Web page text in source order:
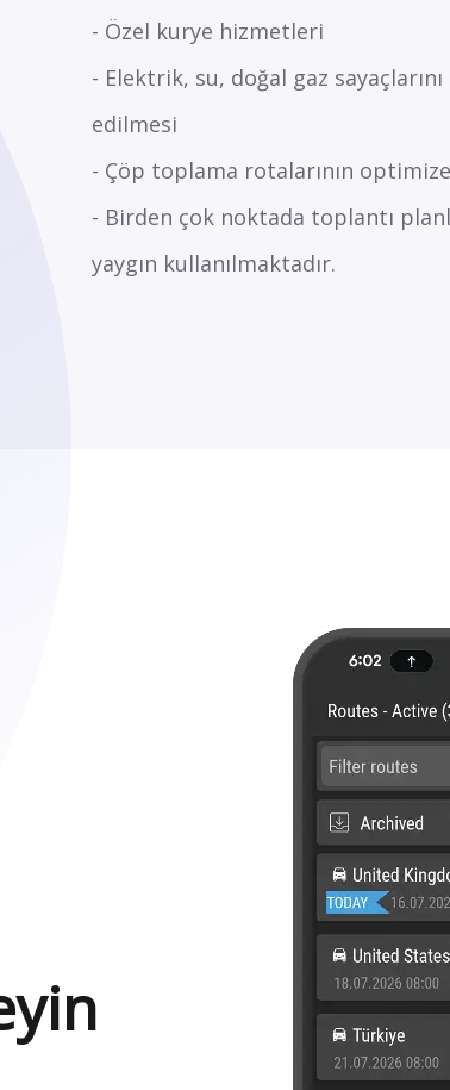
- Özel kurye hizmetleri
- Elektrik, su, doğal gaz
edilmesi
- Çöp toplama rotalarının
- Birden çok noktada toplantı
yaygın kullanılmaktadır.